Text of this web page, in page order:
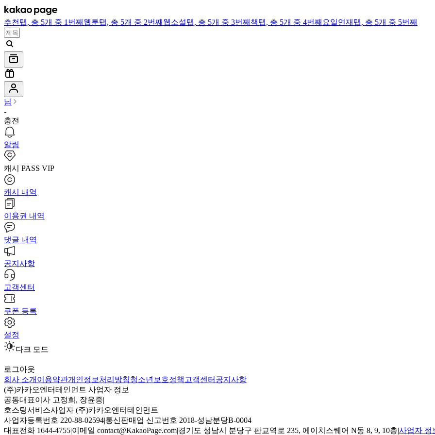
추천 탭, 총 5개 중 1번째 웹툰탭, 총 5개 중 2번째 웹소설탭, 총 5개 중 3번째 책탭, 총 5개 중 4번째 요일연재 탭, 총 5개 중 5번째
님
-
충전
알림
캐시 PASS VIP
캐시 내역
이용권 내역
댓글 내역
공지사항
고객센터
쿠폰 등록
설정
다크 모드
로그아웃
회사 소개 이용약관개인정보처리방침청소년보호정책 고객센터 공지사항
(주)카카오엔터테인먼트 사업자 정보
공동대표이사 고정희, 장윤중|
호스팅서비스사업자 (주)카카오엔터테인먼트
사업자등록번호 220-88-02594|통신판매업 신고번호 2018-성남분당B-0004
대표전화 1644-4755|이메일 contact@KakaoPage.com|경기도 성남시 분당구 판교역로 235, 에이치스퀘어 N동 8, 9, 10층|사업자 정